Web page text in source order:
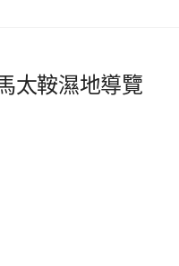
太鞍濕地導覽